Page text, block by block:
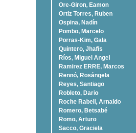
Ore-Giron, Eamon
Ortiz Torres, Ruben
Ospina, Nadí­n
Pombo, Marcelo
Porras-Kim, Gala
Quintero, Jhafis
Rí­os, Miguel Angel
Ramirez ERRE, Marcos
Rennó, Rosángela
Reyes, Santiago
Robleto, Dario
Roche Rabell, Arnaldo
Romero, Betsabé
Romo, Arturo
Sacco, Graciela